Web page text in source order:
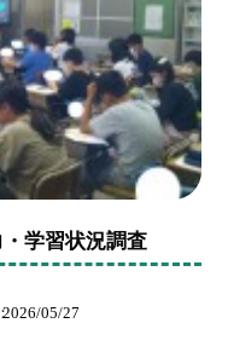
学習状況調査
2026/05/27